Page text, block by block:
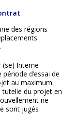
des régions
Interne
période d’essai de
au maximum
tutelle du projet en
ne
sont jugés